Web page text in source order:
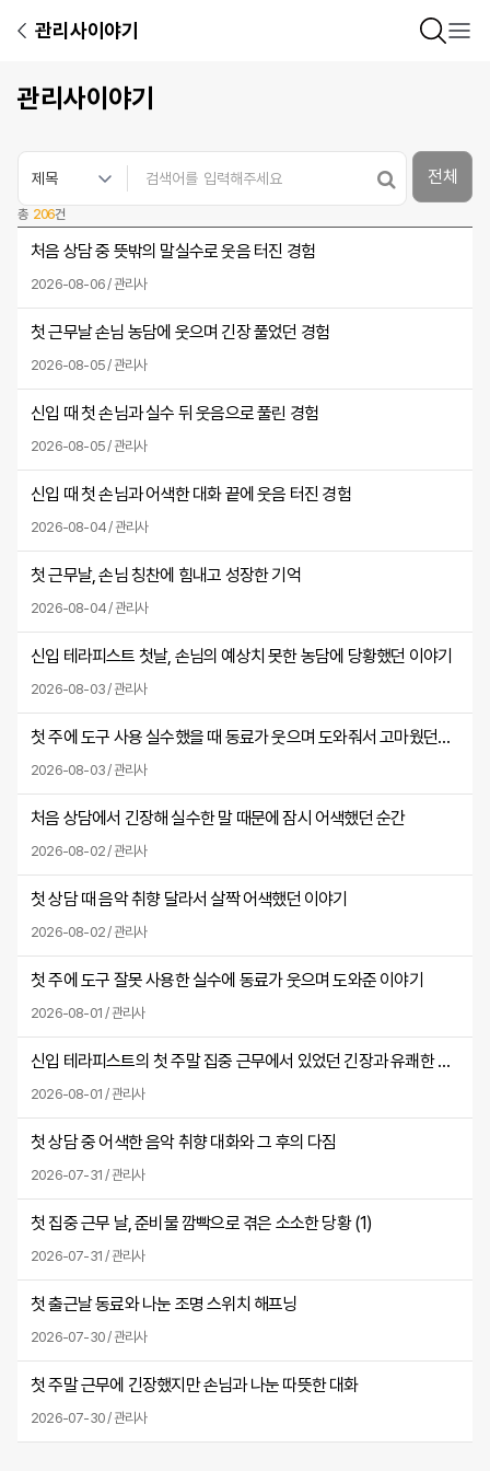
관리사이야기
관리사이야기
총 206건
전체
처음 상담 중 뜻밖의 말실수로 웃음 터진 경험
2026-08-06 / 관리사
첫 근무날 손님 농담에 웃으며 긴장 풀었던 경험
2026-08-05 / 관리사
신입 때 첫 손님과 실수 뒤 웃음으로 풀린 경험
2026-08-05 / 관리사
신입 때 첫 손님과 어색한 대화 끝에 웃음 터진 경험
2026-08-04 / 관리사
첫 근무날, 손님 칭찬에 힘내고 성장한 기억
2026-08-04 / 관리사
신입 테라피스트 첫날, 손님의 예상치 못한 농담에 당황했던 이야기
2026-08-03 / 관리사
첫 주에 도구 사용 실수했을 때 동료가 웃으며 도와줘서 고마웠던 날
2026-08-03 / 관리사
처음 상담에서 긴장해 실수한 말 때문에 잠시 어색했던 순간
2026-08-02 / 관리사
첫 상담 때 음악 취향 달라서 살짝 어색했던 이야기
2026-08-02 / 관리사
첫 주에 도구 잘못 사용한 실수에 동료가 웃으며 도와준 이야기
2026-08-01 / 관리사
신입 테라피스트의 첫 주말 집중 근무에서 있었던 긴장과 유쾌한 실수
2026-08-01 / 관리사
첫 상담 중 어색한 음악 취향 대화와 그 후의 다짐
2026-07-31 / 관리사
첫 집중 근무 날, 준비물 깜빡으로 겪은 소소한 당황 (1)
2026-07-31 / 관리사
첫 출근날 동료와 나눈 조명 스위치 해프닝
2026-07-30 / 관리사
첫 주말 근무에 긴장했지만 손님과 나눈 따뜻한 대화
2026-07-30 / 관리사